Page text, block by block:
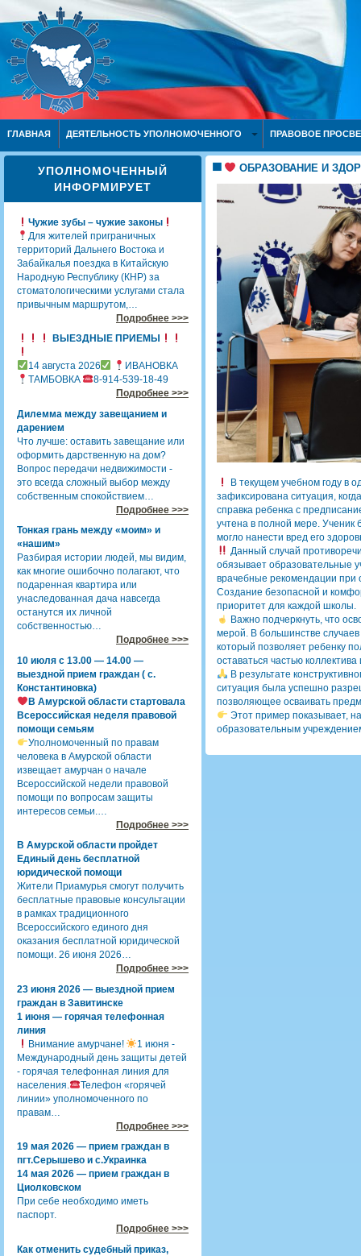
ГЛАВНАЯ ДЕЯТЕЛЬНОСТЬ УПОЛНОМОЧЕННОГО ПРАВОВОЕ
УПОЛНОМОЧЕННЫЙ
ИНФОРМИРУЕТ
Чужие зубы – чужие законы
Для жителей приграничных
территорий Дальнего Востока и
Забайкалья поездка в Китайскую
Народную Республику (КНР) за
стоматологическими услугами стала
привычным маршрутом,…
Подробнее >>>
ВЫЕЗДНЫЕ ПРИЕМЫ
14 августа 2026
ИВАНОВКА
ТАМБОВКА
8-914-539-18-49
Подробнее >>>
Дилемма между завещанием и
дарением
Что лучше: оставить завещание или
оформить дарственную на дом?
Вопрос передачи недвижимости -
это всегда сложный выбор между
собственным спокойствием…
Подробнее >>>
Тонкая грань между «моим» и
«нашим»
Разбирая истории людей, мы видим,
как многие ошибочно полагают, что
подаренная квартира или
унаследованная дача навсегда
останутся их личной
собственностью…
Подробнее >>>
10 июля с 13.00 — 14.00 —
выездной прием граждан ( с.
Константиновка)
В Амурской области стартовала
Всероссийская неделя правовой
помощи семьям
Уполномоченный по правам
человека в Амурской области
извещает амурчан о начале
Всероссийской недели правовой
помощи по вопросам защиты
интересов семьи.…
Подробнее >>>
В Амурской области пройдет
Единый день бесплатной
юридической помощи
Жители Приамурья смогут получить
бесплатные правовые консультации
в рамках традиционного
Всероссийского единого дня
оказания бесплатной юридической
помощи. 26 июня 2026…
Подробнее >>>
23 июня 2026 — выездной прием
граждан в Завитинске
1 июня — горячая телефонная
линия
Внимание амурчане!
1 июня -
Международный день защиты детей
- горячая телефонная линия для
населения.
Телефон «горячей
линии» уполномоченного по
правам…
Подробнее >>>
19 мая 2026 — прием граждан в
пгт.Серышево и с.Украинка
14 мая 2026 — прием граждан в
Циолковском
При себе необходимо иметь
паспорт.
Подробнее >>>
Как отменить судебный приказ,
ОБРАЗОВАНИЕ И
В текущем учебном году в
зафиксирована ситуация,
справка ребенка с
учтена в полной мере.
могло нанести вред его
Данный случай
обязывает образовательные
врачебные рекомендации при
Создание безопасной и
приоритет для каждой школы.
Важно подчеркнуть, что
мерой. В большинстве
который позволяет ребенку
оставаться частью
В результате
ситуация была успешно
позволяющее осваивать
Этот пример показывает,
образовательным